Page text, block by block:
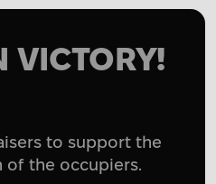
VICTORY!
to support the
the occupiers.